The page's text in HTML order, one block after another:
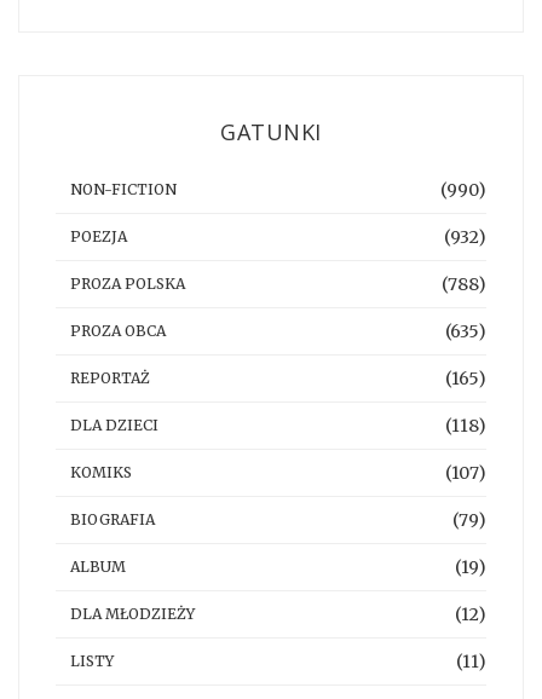
GATUNKI
NON-FICTION (990)
POEZJA (932)
PROZA POLSKA (788)
PROZA OBCA (635)
REPORTAŻ (165)
DLA DZIECI (118)
KOMIKS (107)
BIOGRAFIA (79)
ALBUM (19)
DLA MŁODZIEŻY (12)
LISTY (11)